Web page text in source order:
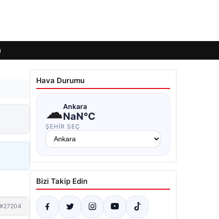
#27204
Hava Durumu
☁Ankara
NaN°C
ŞEHIR SEÇ
Bizi Takip Edin